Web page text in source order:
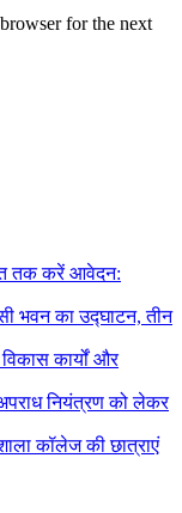
for the next
तक करें आवेदन:
भवन का उद्घाटन, तीन
कार्यों और
नियंत्रण को लेकर
कॉलेज की छात्राएं